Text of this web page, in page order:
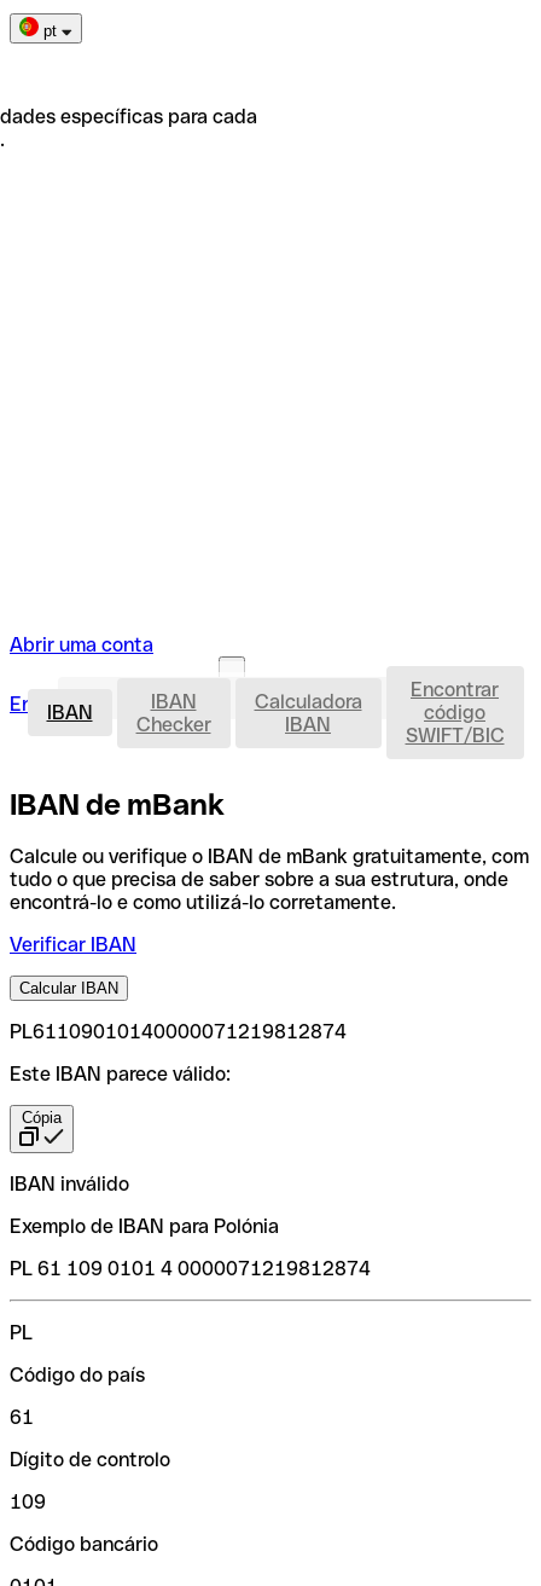
pt
específicas para cada
Abrir uma conta
Entrar Abrir uma conta IBAN
IBAN
IBAN
Checker
Calculadora
IBAN
Encontrar
código
SWIFT/BIC
IBAN de mBank
Calcule ou verifique o IBAN de mBank gratuitamente, com
tudo o que precisa de saber sobre a sua estrutura, onde
encontrá-lo e como utilizá-lo corretamente.
Verificar IBAN
Calcular IBAN
PL61109010140000071219812874
Este IBAN parece válido:
Cópia
IBAN inválido
Exemplo de IBAN para Polónia
PL 61 109 0101 4 0000071219812874
PL
Código do país
61
Dígito de controlo
109
Código bancário